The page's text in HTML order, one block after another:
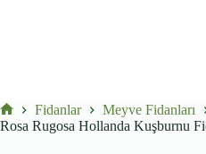
No
Fidanlar Meyve Fidanları
Rosa Rugosa Hollanda Kuşburnu